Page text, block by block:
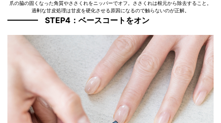
爪の脇の固くなった角質やささくれをニッパーでオフ。ささくれは根元から除去すること。
過剰な甘皮処理は甘皮を硬化させる原因になるので触らないのが正解。
STEP4：ベースコートをオン